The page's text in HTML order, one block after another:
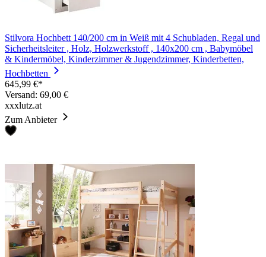
Stilvora Hochbett 140/200 cm in Weiß mit 4 Schubladen, Regal und
Sicherheitsleiter , Holz, Holzwerkstoff , 140x200 cm , Babymöbel
& Kindermöbel, Kinderzimmer & Jugendzimmer, Kinderbetten,
Hochbetten
645,99 €*
Versand: 69,00 €
xxxlutz.at
Zum Anbieter